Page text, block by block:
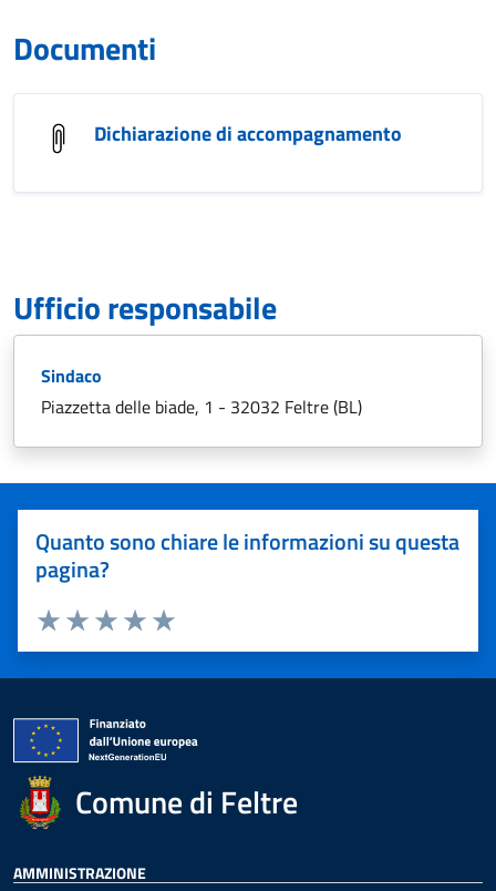
Documenti
Dichiarazione di accompagnamento
Ufficio responsabile
Sindaco
Piazzetta delle biade, 1 - 32032 Feltre (BL)
Quanto sono chiare le informazioni su questa
pagina?
Valuta 5 stelle su 5
Valuta 4 stelle su 5
Valuta 3 stelle su 5
Valuta 2 stelle su 5
Valuta 1 stelle su 5
Comune di Feltre
AMMINISTRAZIONE